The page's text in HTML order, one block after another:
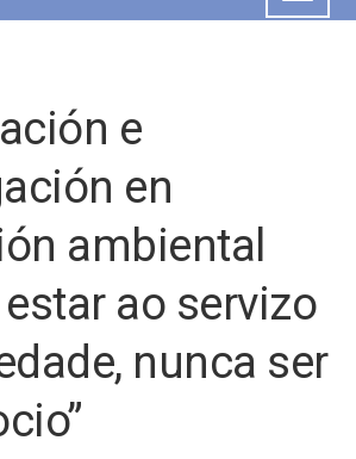
e
en
ambiental
ao servizo
nunca ser